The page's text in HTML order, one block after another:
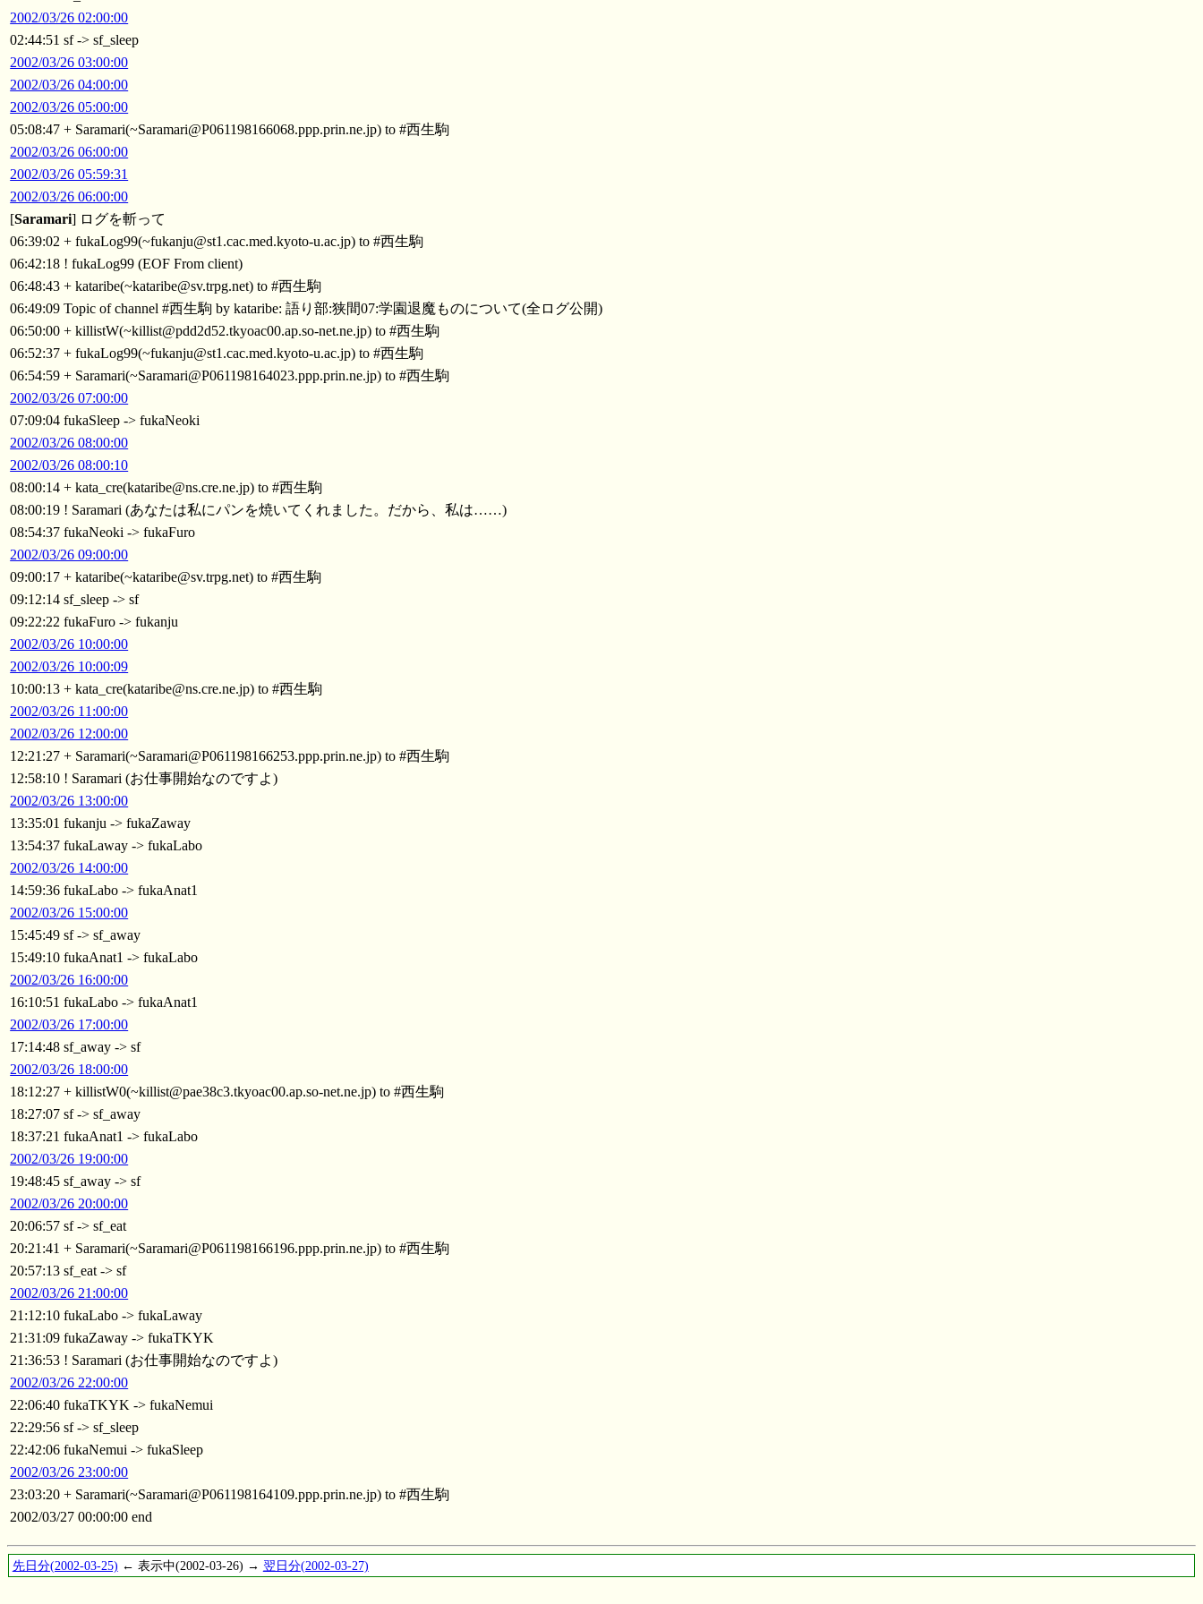
2002/03/26 02:00:00
02:44:51 sf -> sf_sleep
2002/03/26 03:00:00
2002/03/26 04:00:00
2002/03/26 05:00:00
05:08:47 + Saramari(~Saramari@P061198166068.ppp.prin.ne.jp) to #西生駒
2002/03/26 06:00:00
2002/03/26 05:59:31
2002/03/26 06:00:00
[Saramari] ログを斬って
06:39:02 + fukaLog99(~fukanju@st1.cac.med.kyoto-u.ac.jp) to #西生駒
06:42:18 ! fukaLog99 (EOF From client)
06:48:43 + kataribe(~kataribe@sv.trpg.net) to #西生駒
06:49:09 Topic of channel #西生駒 by kataribe: 語り部:狭間07:学園退魔ものについて(全ログ公開)
06:50:00 + killistW(~killist@pdd2d52.tkyoac00.ap.so-net.ne.jp) to #西生駒
06:52:37 + fukaLog99(~fukanju@st1.cac.med.kyoto-u.ac.jp) to #西生駒
06:54:59 + Saramari(~Saramari@P061198164023.ppp.prin.ne.jp) to #西生駒
2002/03/26 07:00:00
07:09:04 fukaSleep -> fukaNeoki
2002/03/26 08:00:00
2002/03/26 08:00:10
08:00:14 + kata_cre(kataribe@ns.cre.ne.jp) to #西生駒
08:00:19 ! Saramari (あなたは私にパンを焼いてくれました。だから、私は……)
08:54:37 fukaNeoki -> fukaFuro
2002/03/26 09:00:00
09:00:17 + kataribe(~kataribe@sv.trpg.net) to #西生駒
09:12:14 sf_sleep -> sf
09:22:22 fukaFuro -> fukanju
2002/03/26 10:00:00
2002/03/26 10:00:09
10:00:13 + kata_cre(kataribe@ns.cre.ne.jp) to #西生駒
2002/03/26 11:00:00
2002/03/26 12:00:00
12:21:27 + Saramari(~Saramari@P061198166253.ppp.prin.ne.jp) to #西生駒
12:58:10 ! Saramari (お仕事開始なのですよ)
2002/03/26 13:00:00
13:35:01 fukanju -> fukaZaway
13:54:37 fukaLaway -> fukaLabo
2002/03/26 14:00:00
14:59:36 fukaLabo -> fukaAnat1
2002/03/26 15:00:00
15:45:49 sf -> sf_away
15:49:10 fukaAnat1 -> fukaLabo
2002/03/26 16:00:00
16:10:51 fukaLabo -> fukaAnat1
2002/03/26 17:00:00
17:14:48 sf_away -> sf
2002/03/26 18:00:00
18:12:27 + killistW0(~killist@pae38c3.tkyoac00.ap.so-net.ne.jp) to #西生駒
18:27:07 sf -> sf_away
18:37:21 fukaAnat1 -> fukaLabo
2002/03/26 19:00:00
19:48:45 sf_away -> sf
2002/03/26 20:00:00
20:06:57 sf -> sf_eat
20:21:41 + Saramari(~Saramari@P061198166196.ppp.prin.ne.jp) to #西生駒
20:57:13 sf_eat -> sf
2002/03/26 21:00:00
21:12:10 fukaLabo -> fukaLaway
21:31:09 fukaZaway -> fukaTKYK
21:36:53 ! Saramari (お仕事開始なのですよ)
2002/03/26 22:00:00
22:06:40 fukaTKYK -> fukaNemui
22:29:56 sf -> sf_sleep
22:42:06 fukaNemui -> fukaSleep
2002/03/26 23:00:00
23:03:20 + Saramari(~Saramari@P061198164109.ppp.prin.ne.jp) to #西生駒
2002/03/27 00:00:00 end
先日分(2002-03-25) ← 表示中(2002-03-26) → 翌日分(2002-03-27)